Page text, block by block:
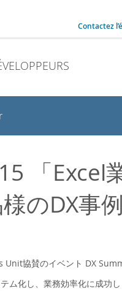
Contactez
「Excel
のDX事例
協賛のイベント DX
ム化し、業務効率化に成功